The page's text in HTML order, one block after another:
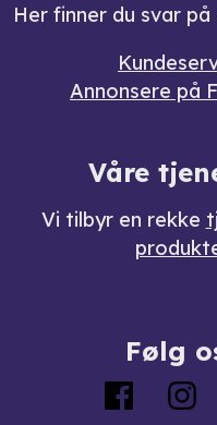
Her finner du svar på
Annonsere på
Våre
Vi tilbyr en rekke
Følg